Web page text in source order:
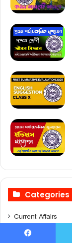
Categories
Current Affairs
মডেল একটিভিটি টাস্ক